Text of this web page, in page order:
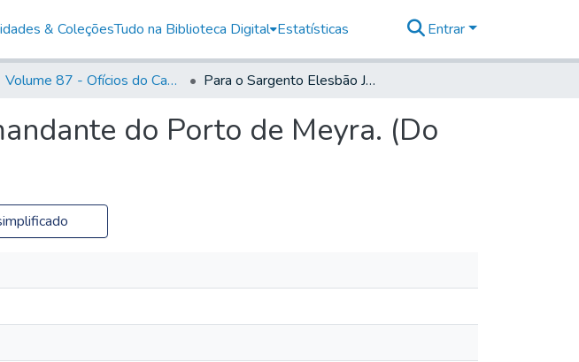
& ColeçõesTudo na Biblioteca Digital Estatísticas Entrar
Volume 87 - Ofícios do Capitão General Antonio Manoel de Melo Castro e Mendonça (1797- 1801) Para o Sargento Elesbão Jorge, Commandante do Porto de Meyra. (Do Secretário)
do Porto de Meyra. (Do